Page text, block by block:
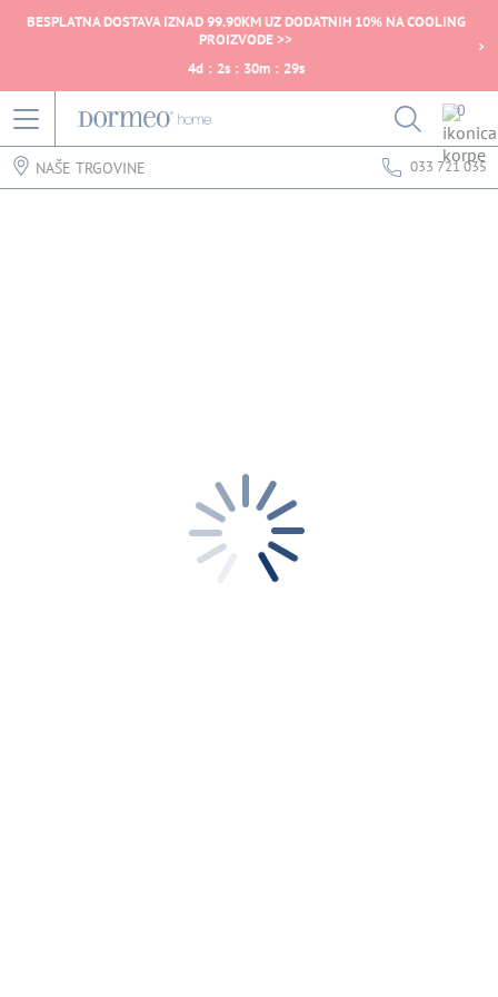
BESPLATNA DOSTAVA IZNAD 99.90KM UZ DODATNIH 10% NA COOLING
PROIZVODE >>
4d : 2s : 30m : 29s
0
NAŠE TRGOVINE 033 721 035